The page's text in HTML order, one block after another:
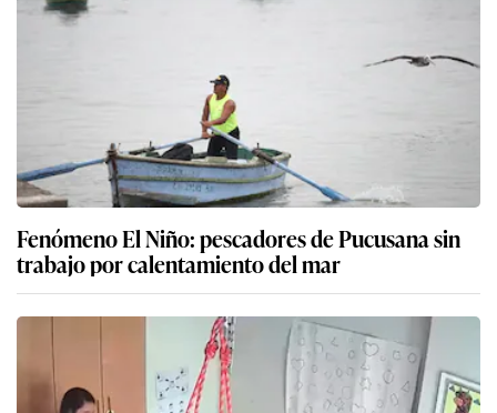
Fenómeno El Niño: pescadores de Pucusana sin
trabajo por calentamiento del mar